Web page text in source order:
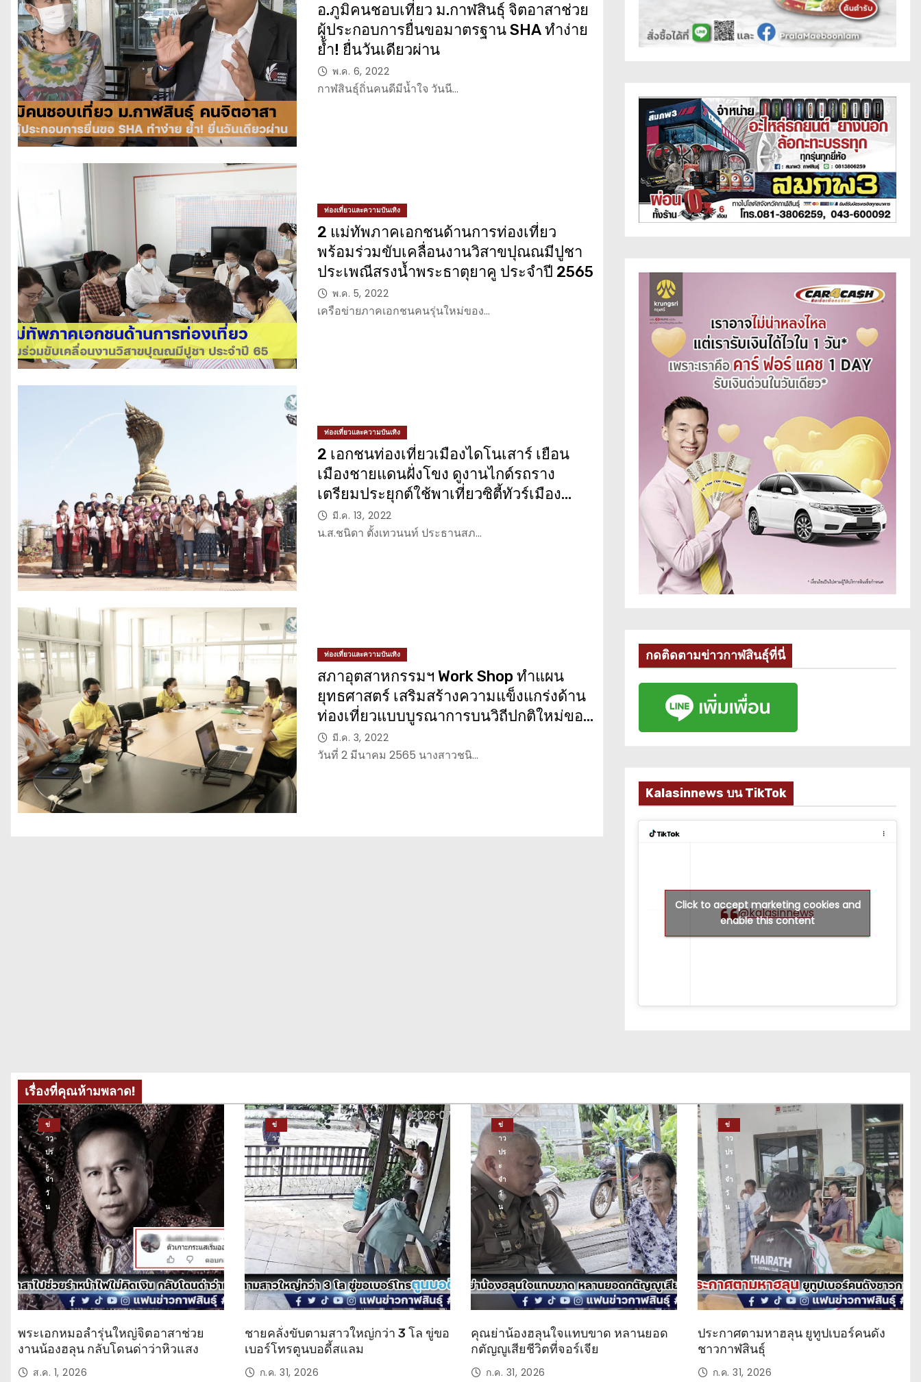
อ.ภูมิคนชอบเที่ยว ม.กาฬสินธุ์ จิตอาสาช่วย
ผู้ประกอบการยื่นขอมาตรฐาน SHA ทำง่าย
ย้ำ! ยื่นวันเดียวผ่าน
พ.ค. 6, 2022
กาฬสินธุ์ถิ่นคนดีมีน้ำใจ วันนี…
ท่องเที่ยวและความบันเทิง
2 แม่ทัพภาคเอกชนด้านการท่องเที่ยว
พร้อมร่วมขับเคลื่อนงานวิสาขปุณณมีปูชา
ประเพณีสรงน้ำพระธาตุยาคู ประจำปี 2565
พ.ค. 5, 2022
เครือข่ายภาคเอกชนคนรุ่นใหม่ของ…
ท่องเที่ยวและความบันเทิง
2 เอกชนท่องเที่ยวเมืองไดโนเสาร์ เยือน
เมืองชายแดนฝั่งโขง ดูงานไกด์รถราง
เตรียมประยุกต์ใช้พาเที่ยวซิตี้ทัวร์เมือง
กาฬสินธุ์
มี.ค. 13, 2022
น.ส.ชนิดา ตั้งเทวนนท์ ประธานสภ…
ท่องเที่ยวและความบันเทิง
สภาอุตสาหกรรมฯ Work Shop ทำแผน
ยุทธศาสตร์ เสริมสร้างความแข็งแกร่งด้าน
ท่องเที่ยวแบบบูรณาการบนวิถีปกติใหม่ของ
จังหวัดกาฬสินธุ์
มี.ค. 3, 2022
วันที่ 2 มีนาคม 2565 นางสาวชนิ…
กดติดตามข่าวกาฬสินธุ์ที่นี่
Kalasinnews บน TikTok
@kalasinnews
Click to accept marketing cookies and
enable this content
เรื่องที่คุณห้ามพลาด!
ข่
าว
ปร
ะ
จำ
วั
น
พระเอกหมอลำรุ่นใหญ่จิตอาสาช่วย
งานน้องฮลุน กลับโดนด่าว่าหิวแสง
ส.ค. 1, 2026
ข่
าว
ปร
ะ
จำ
วั
ชายคลั่งขับตามสาวใหญ่กว่า 3 โล ขู่ขอ
เบอร์โทรตูนบอดี้สแลม
ก.ค. 31, 2026
ข่
าว
ปร
ะ
จำ
วั
น
คุณย่าน้องฮลุนใจแทบขาด หลานยอด
กตัญญูเสียชีวิตที่จอร์เจีย
ก.ค. 31, 2026
ข่
าว
ปร
ะ
จำ
วั
น
ประกาศตามหาฮลุน ยูทูปเบอร์คนดัง
ชาวกาฬสินธุ์
ก.ค. 31, 2026